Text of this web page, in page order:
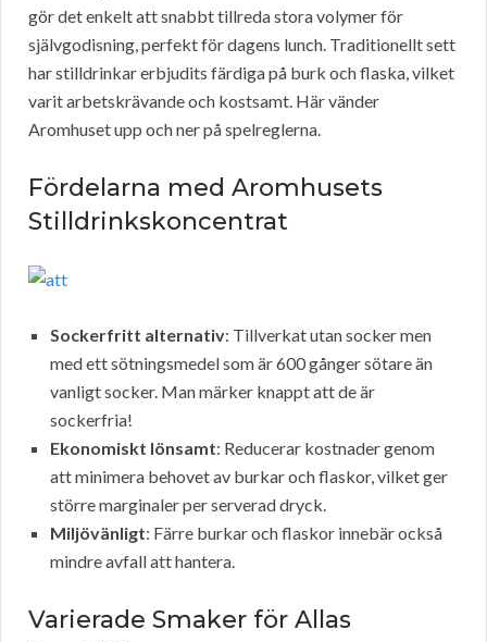
gör det enkelt att snabbt tillreda stora volymer för
självgodisning, perfekt för dagens lunch. Traditionellt sett
har stilldrinkar erbjudits färdiga på burk och flaska, vilket
varit arbetskrävande och kostsamt. Här vänder
Aromhuset upp och ner på spelreglerna.
Fördelarna med Aromhusets
Stilldrinkskoncentrat
Sockerfritt alternativ: Tillverkat utan socker men
med ett sötningsmedel som är 600 gånger sötare än
vanligt socker. Man märker knappt att de är
sockerfria!
Ekonomiskt lönsamt: Reducerar kostnader genom
att minimera behovet av burkar och flaskor, vilket ger
större marginaler per serverad dryck.
Miljövänligt: Färre burkar och flaskor innebär också
mindre avfall att hantera.
Varierade Smaker för Allas